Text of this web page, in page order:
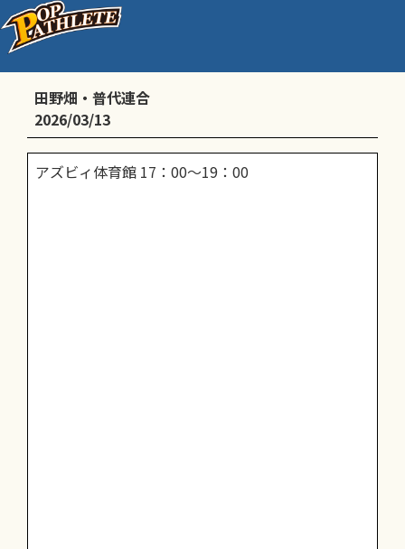
練習
田野畑・普代連合
2026/03/13
アズビィ体育館 17：00～19：00